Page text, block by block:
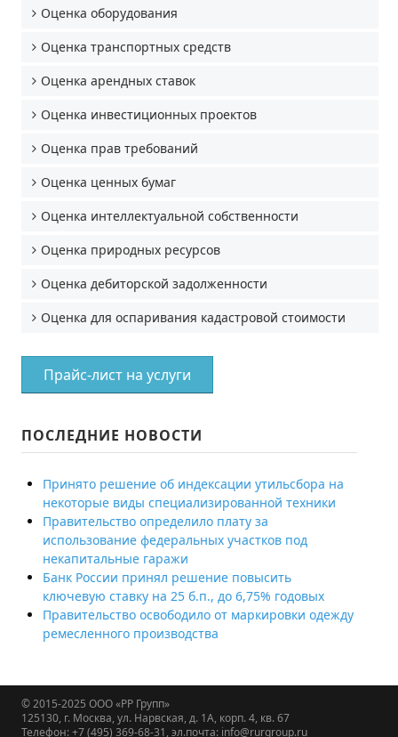
Оценка оборудования
Оценка транспортных средств
Оценка арендных ставок
Оценка инвестиционных проектов
Оценка прав требований
Оценка ценных бумаг
Оценка интеллектуальной собственности
Оценка природных ресурсов
Оценка дебиторской задолженности
Оценка для оспаривания кадастровой стоимости
Прайс-лист на услуги
ПОСЛЕДНИЕ НОВОСТИ
Принято решение об индексации утильсбора на
некоторые виды специализированной техники
Правительство определило плату за
использование федеральных участков под
некапитальные гаражи
Банк России принял решение повысить
ключевую ставку на 25 б.п., до 6,75% годовых
Правительство освободило от маркировки одежду
ремесленного производства
© 2015-2025 ООО «РР Групп»
125130, г. Москва, ул. Нарвская, д. 1А, корп. 4, кв. 67
Телефон: +7 (495) 369-68-31, эл.почта: info@rurgroup.ru